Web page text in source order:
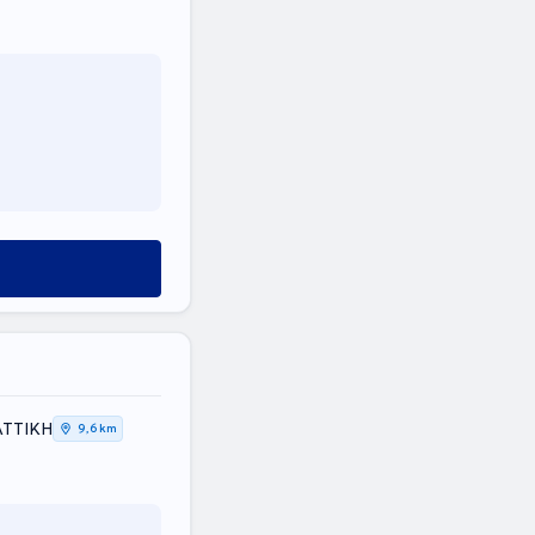
9,6 km